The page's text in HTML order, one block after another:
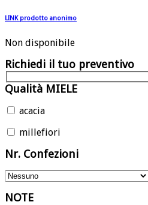
LINK prodotto anonimo
Non disponibile
Richiedi il tuo preventivo
Qualità MIELE
acacia
millefiori
Nr. Confezioni
NOTE